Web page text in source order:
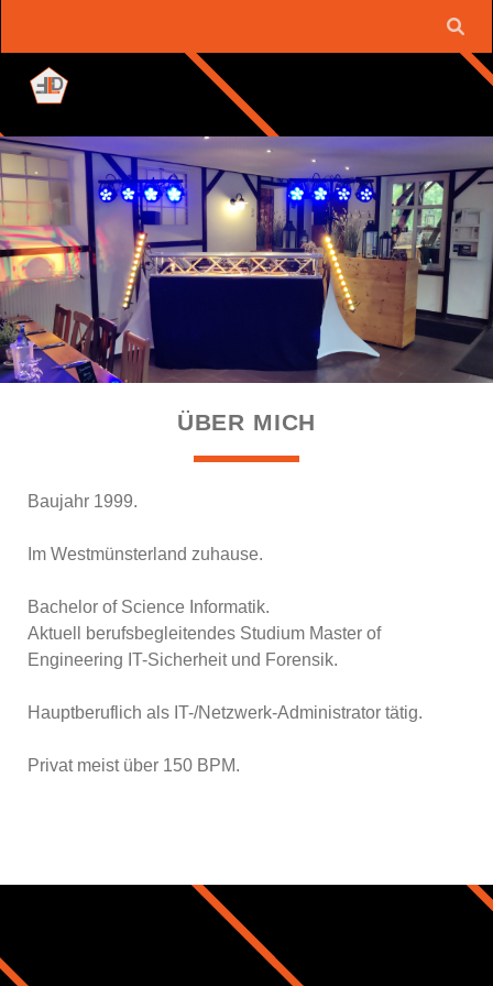
ÜBER MICH
Baujahr 1999.
Im Westmünsterland zuhause.
Bachelor of Science Informatik.
Aktuell berufsbegleitendes Studium Master of
Engineering IT-Sicherheit und Forensik.
Hauptberuflich als IT-/Netzwerk-Administrator tätig.
Privat meist über 150 BPM.